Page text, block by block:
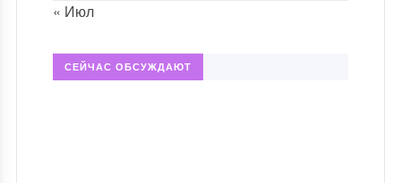
« Июл
СЕЙЧАС ОБСУЖДАЮТ